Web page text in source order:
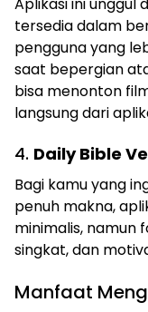
tersedia dalam
pengguna yang
saat bepergian
bisa menonton
langsung dari
4. Daily Bible
Bagi kamu yang
penuh makna,
minimalis, namun
singkat, dan
Manfaat